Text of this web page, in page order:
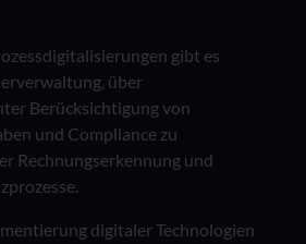
gibt es
über
Berücksichtigung von
und Compliance zu
Rechnungserkennung und
digitaler Technologien